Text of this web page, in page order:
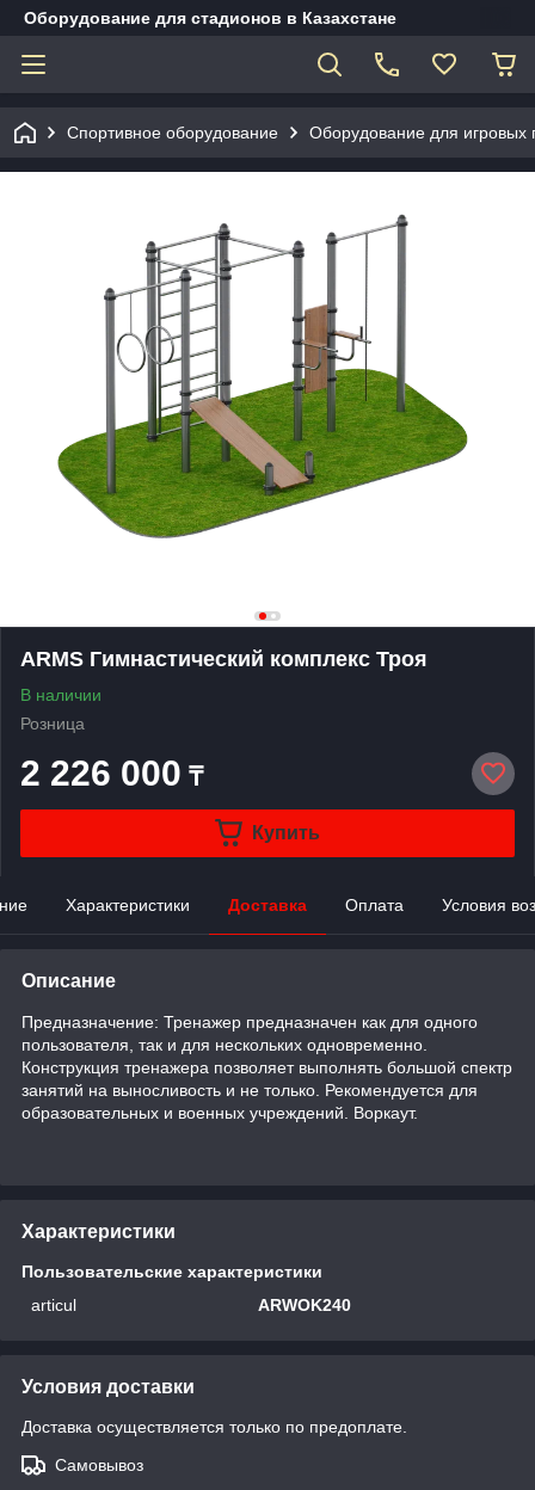
Оборудование для стадионов в Казахстане
Спортивное оборудование Оборудование для игровых
ARMS Гимнастический комплекс Троя
В наличии
Розница
2 226 000 ₸
Купить
Характеристики Доставка Оплата Условия
Описание
Предназначение: Тренажер предназначен как для одного
пользователя, так и для нескольких одновременно.
Конструкция тренажера позволяет выполнять большой спектр
занятий на выносливость и не только. Рекомендуется для
образовательных и военных учреждений. Воркаут.
Характеристики
Пользовательские характеристики
articul
ARWOK240
Условия доставки
Доставка осуществляется только по предоплате.
Самовывоз